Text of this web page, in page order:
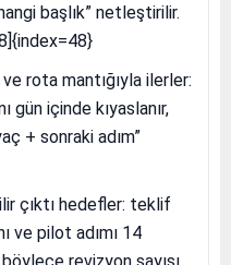
başlık” netleştirilir.
rota mantığıyla ilerler:
gün içinde kıyaslanır,
+ sonraki adım”
çıktı hedefler: teklif
ve pilot adımı 14
revizyon sayısı